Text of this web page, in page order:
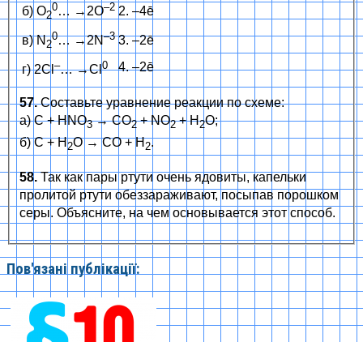
б) О2
0… →2О–2 2. –4ē
в) N2
0… →2N–3 3. –2ē
г) 2Cl–… →Cl0 4. –2ē
57.Составьте уравнение реакции по схеме:
а) C + HNO3→ CO2+ NO2+ H2O;
б) C + H2O → CO + H2.
58.Так как пары ртути очень ядовиты, капельки
пролитой ртути обеззараживают, посыпав порошком
серы. Объясните, на чем основывается этот способ.
Пов'язані публікації: